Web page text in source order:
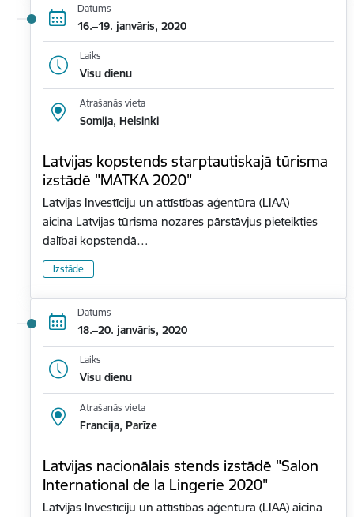
Datums
16.–19. janvāris, 2020
Laiks
Visu dienu
Atrašanās vieta
Somija, Helsinki
Latvijas kopstends starptautiskajā tūrisma
izstādē "MATKA 2020"
Latvijas Investīciju un attīstības aģentūra (LIAA)
aicina Latvijas tūrisma nozares pārstāvjus pieteikties
dalībai kopstendā…
Izstāde
Datums
18.–20. janvāris, 2020
Laiks
Visu dienu
Atrašanās vieta
Francija, Parīze
Latvijas nacionālais stends izstādē "Salon
International de la Lingerie 2020"
Latvijas Investīciju un attīstības aģentūra (LIAA) aicina